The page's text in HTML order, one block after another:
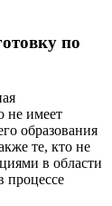
по
не имеет
образования
те, кто не
в области
процессе